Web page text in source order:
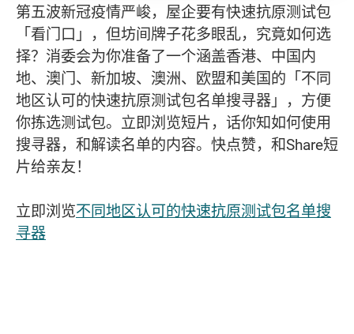
第五波新冠疫情严峻，屋企要有快速抗原测试包
「看门口」，但坊间牌子花多眼乱，究竟如何选
择？消委会为你准备了一个涵盖香港、中国内
地、澳门、新加坡、澳洲、欧盟和美国的「不同
地区认可的快速抗原测试包名单搜寻器」，方便
你拣选测试包。立即浏览短片，话你知如何使用
搜寻器，和解读名单的内容。快点赞，和Share短
片给亲友！
立即浏览不同地区认可的快速抗原测试包名单搜
寻器